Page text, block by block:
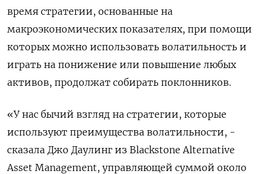
время стратегии, основанные на
макроэкономических показателях, при помощи
которых можно использовать волатильность и
играть на понижение или повышение любых
активов, продолжат собирать поклонников.
«У нас бычий взгляд на стратегии, которые
используют преимущества волатильности, -
сказала Джо Даулинг из Blackstone Alternative
Asset Management, управляющей суммой около